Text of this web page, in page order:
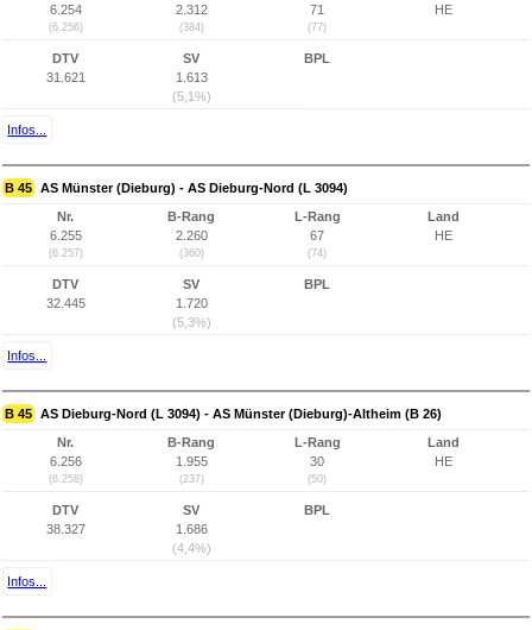
6.254
(6.256)
2.312
(384)
71
(77)
HE
DTV
31.621
SV
1.613
(5,1%)
BPL
Infos...
B 45 AS Münster (Dieburg) - AS Dieburg-Nord (L 3094)
Nr.
6.255
(6.257)
B-Rang
2.260
(360)
L-Rang
67
(74)
Land
HE
DTV
32.445
SV
1.720
(5,3%)
BPL
Infos...
B 45 AS Dieburg-Nord (L 3094) - AS Münster (Dieburg)-Altheim (B 26)
Nr.
6.256
(6.258)
B-Rang
1.955
(237)
L-Rang
30
(50)
Land
HE
DTV
38.327
SV
1.686
(4,4%)
BPL
Infos...